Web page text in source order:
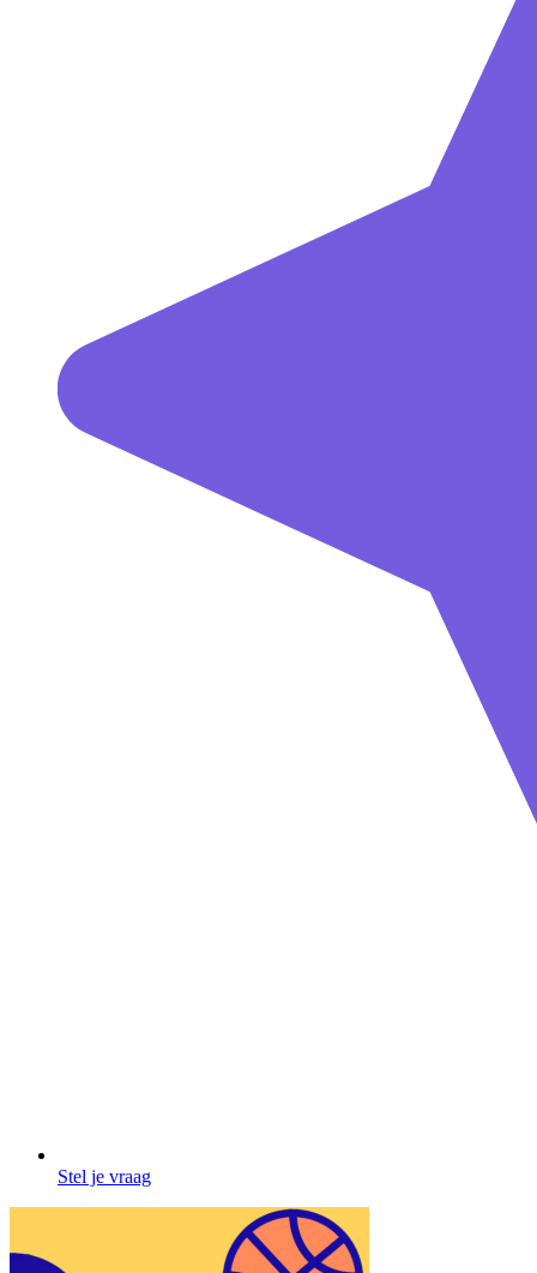
Stel je vraag